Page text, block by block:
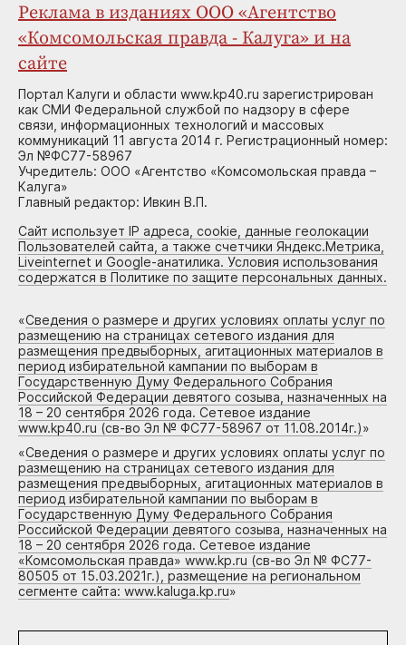
Реклама в изданиях ООО «Агентство
«Комсомольская правда - Калуга» и на
сайте
Портал Калуги и области www.kp40.ru зарегистрирован
как СМИ Федеральной службой по надзору в сфере
связи, информационных технологий и массовых
коммуникаций 11 августа 2014 г. Регистрационный номер:
Эл №ФС77-58967
Учредитель: ООО «Агентство «Комсомольская правда –
Калуга»
Главный редактор: Ивкин В.П.
Сайт использует IP адреса, cookie, данные геолокации
Пользователей сайта, а также счетчики Яндекс.Метрика,
Liveinternet и Google-анатилика. Условия использования
содержатся в Политике по защите персональных данных.
«Сведения о размере и других условиях оплаты услуг по
размещению на страницах сетевого издания для
размещения предвыборных, агитационных материалов в
период избирательной кампании по выборам в
Государственную Думу Федерального Собрания
Российской Федерации девятого созыва, назначенных на
18 – 20 сентября 2026 года. Сетевое издание
www.kp40.ru (св-во Эл № ФС77-58967 от 11.08.2014г.)»
«Сведения о размере и других условиях оплаты услуг по
размещению на страницах сетевого издания для
размещения предвыборных, агитационных материалов в
период избирательной кампании по выборам в
Государственную Думу Федерального Собрания
Российской Федерации девятого созыва, назначенных на
18 – 20 сентября 2026 года. Сетевое издание
«Комсомольская правда» www.kp.ru (св-во Эл № ФС77-
80505 от 15.03.2021г.), размещение на региональном
сегменте сайта: www.kaluga.kp.ru»